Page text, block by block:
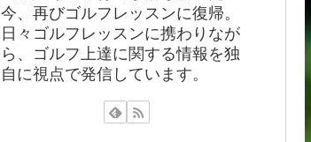
今、再びゴルフレッスンに復帰。
日々ゴルフレッスンに携わりなが
ら、ゴルフ上達に関する情報を独
自に視点で発信しています。